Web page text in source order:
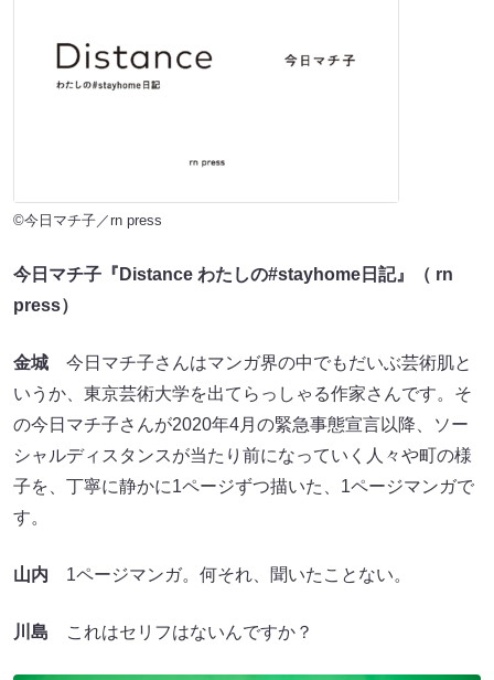
©今日マチ子／rn press
今日マチ子『Distance わたしの#stayhome日記』（ rn
press）
金城 今日マチ子さんはマンガ界の中でもだいぶ芸術肌と
いうか、東京芸術大学を出てらっしゃる作家さんです。そ
の今日マチ子さんが2020年4月の緊急事態宣言以降、ソー
シャルディスタンスが当たり前になっていく人々や町の様
子を、丁寧に静かに1ページずつ描いた、1ページマンガで
す。
山内 1ページマンガ。何それ、聞いたことない。
川島 これはセリフはないんですか？